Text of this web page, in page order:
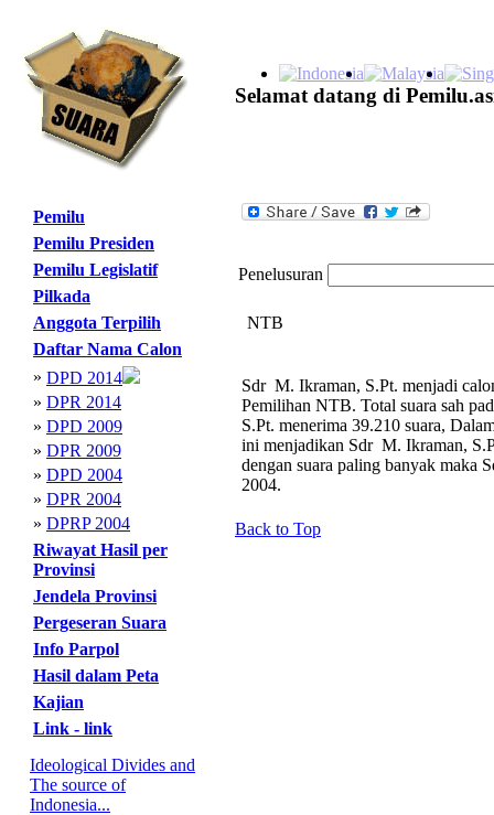
Selamat datang di
Pemilu
Pemilu Presiden
Pemilu Legislatif
Pilkada
Anggota Terpilih
Daftar Nama Calon
» DPD 2014
» DPR 2014
» DPD 2009
» DPR 2009
» DPD 2004
» DPR 2004
» DPRP 2004
Riwayat Hasil per
Provinsi
Jendela Provinsi
Pergeseran Suara
Info Parpol
Hasil dalam Peta
Kajian
Link - link
Ideological Divides and
The source of
Indonesia...
Penelusuran
NTB
Sdr M. Ikraman, S.Pt. menjadi
Pemilihan NTB. Total suara sah
S.Pt. menerima 39.210 suara,
ini menjadikan Sdr M. Ikraman,
dengan suara paling banyak maka
2004.
Back to Top